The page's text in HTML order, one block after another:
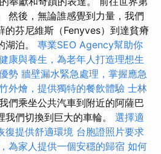
然後，無論誰感覺到力量，我們
的芬尼維斯（Fenyves）到達貧瘠
湖泊。 專業SEO Agency幫助你
康與養生，為老年人打造理想生
勢 牆壁漏水緊急處理，掌握應急
外燴，提供獨特的餐飲體驗 士林
們乘坐公共汽車到附近的阿薩巴
們切換到巨大的車輪。 選擇適
復提供舒適環境 台胞證照片要求
為家人提供一個安穩的歸宿 如何